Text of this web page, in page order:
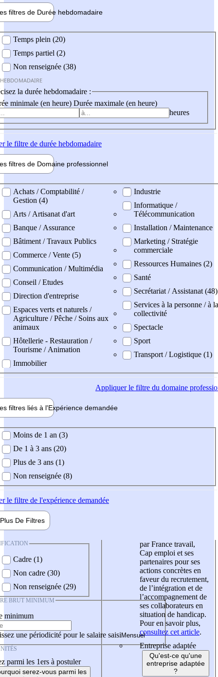
filtres de Durée hebdomadaire
Temps plein (20)
Temps partiel (2)
Non renseignée (38)
la durée hebdomadaire :
minimale (en heure) Durée maximale (en heure)
heures
le filtre de durée hebdomadaire
filtres de Domaine professionnel
professionel
Achats / Comptabilité /
Gestion (4)
Arts / Artisanat d'art
Banque / Assurance
Bâtiment / Travaux Publics
Commerce / Vente (5)
Communication / Multimédia
Conseil / Etudes
Direction d'entreprise
Espaces verts et naturels /
Agriculture / Pêche / Soins aux
animaux
Hôtellerie - Restauration /
Tourisme / Animation
Immobilier
Industrie
Informatique /
Télécommunication
Installation / Maintenance
Marketing / Stratégie
commerciale
Ressources Humaines (2)
Santé
Secrétariat / Assistanat (48)
Services à la personne / à la
collectivité
Spectacle
Sport
Transport / Logistique (1)
Appliquerle filtre du domaine
filtres liés à l'Expérience demandée
demandée
Moins de 1 an (3)
De 1 à 3 ans (20)
Plus de 3 ans (1)
Non renseignée (8)
le filtre de l'expérience demandée
Plus De Filtres
Cadre (1)
Non cadre (30)
Non renseignée (29)
BRUT MINIMUM
minimum
une périodicité pour le salaire saisi
parmi les 1ers à postuler
serez-vous parmi les
par France travail,
Cap emploi et ses
partenaires pour ses
actions concrètes en
faveur du recrutement,
de l’intégration et de
l’accompagnement de
ses collaborateurs en
situation de handicap.
Pour en savoir plus,
consultez cet article.
Entreprise adaptée
Qu'est-ce qu'une
entreprise adaptée
?